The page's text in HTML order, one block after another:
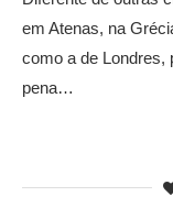
em Atenas, na
como a de Londres,
pena…